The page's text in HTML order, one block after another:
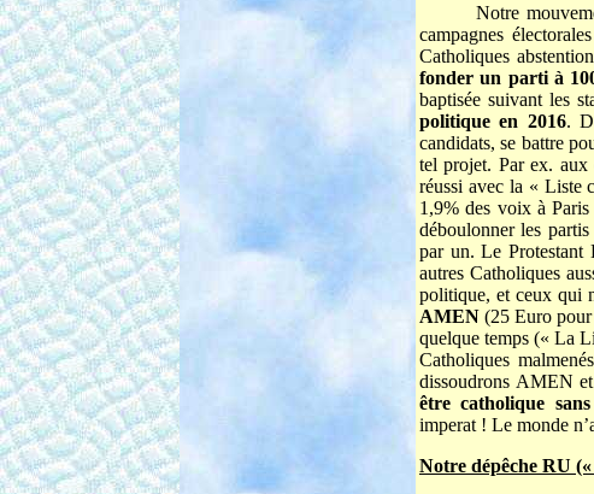
Notre
campagnes
Catholiques
fonder un parti à
baptisée suivant les
politique en 2016.
candidats, se battre
tel projet. Par ex. aux
réussi avec la « Liste
1,9% des voix à
déboulonner les
par un. Le Protestant
autres Catholiques
politique, et ceux qui
AMEN(25 Euro
quelque temps (« La
Catholiques
dissoudrons AMEN
être catholique
imperat ! Le monde
Notre dépêche RU